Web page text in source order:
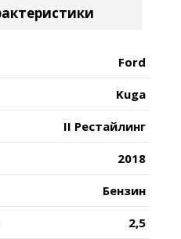
Ford
Kuga
II Рестайлинг
2018
Бензин
2,5